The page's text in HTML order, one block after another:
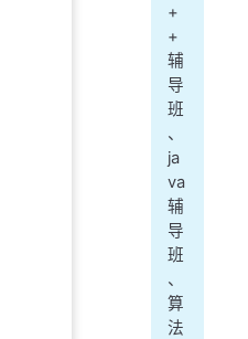
+
+
辅
导
班
、
ja
va
辅
导
班
、
算
法